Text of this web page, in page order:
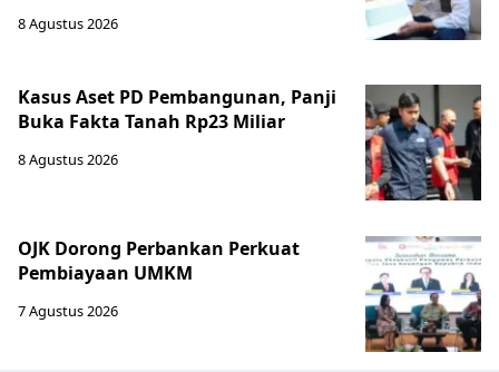
8 Agustus 2026
Kasus Aset PD Pembangunan, Panji
Buka Fakta Tanah Rp23 Miliar
8 Agustus 2026
OJK Dorong Perbankan Perkuat
Pembiayaan UMKM
7 Agustus 2026